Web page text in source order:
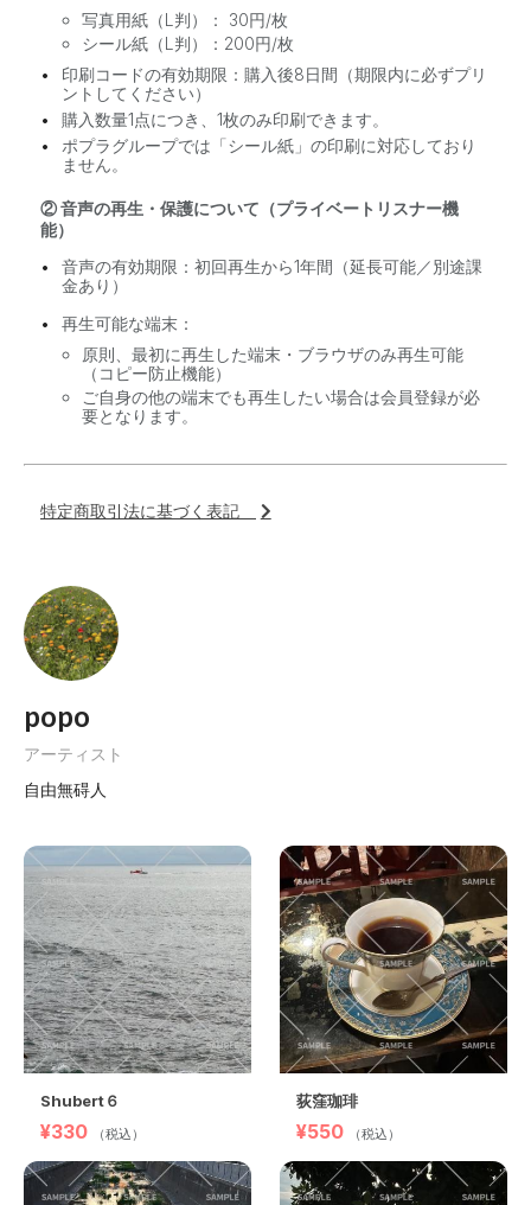
写真用紙（L判）： 30円/枚
シール紙（L判）：200円/枚
印刷コードの有効期限：購入後8日間（期限内に必ずプリ
ントしてください）
購入数量1点につき、1枚のみ印刷できます。
ポプラグループでは「シール紙」の印刷に対応しており
ません。
② 音声の再生・保護について（プライベートリスナー機
能）
音声の有効期限：初回再生から1年間（延長可能／別途課
金あり）
再生可能な端末：
原則、最初に再生した端末・ブラウザのみ再生可能
（コピー防止機能）
ご自身の他の端末でも再生したい場合は会員登録が必
要となります。
特定商取引法に基づく表記
popo
アーティスト
自由無碍人
Shubert６
¥330 （税込）
荻窪珈琲
¥550 （税込）